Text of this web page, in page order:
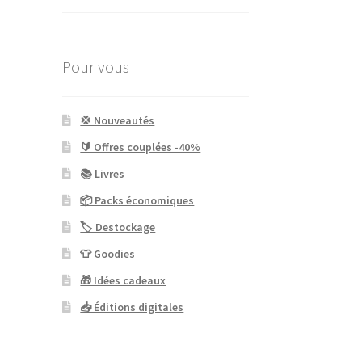
Pour vous
💢 Nouveautés
🔰 Offres couplées -40%
📚 Livres
📦 Packs économiques
🏷 Destockage
👕 Goodies
🎁 Idées cadeaux
📥 Éditions digitales